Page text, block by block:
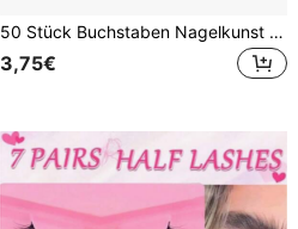
50 Stück Buchstaben Nagelkunst Charms, neue Harz Cartoon 26 Buchstaben gemischter Stil charmant süß multifunktional Sternenhimmel Nagelkunst Strass Handwerkszubehör DIY Nagelkunst Glitzer Dekoration Kleidung Tasche Schmuckzubehör, süß flacher Boden Buchstaben Nagelkunst Edelstein Glitzer Design, zufälliger Stil/Farbe
3,75€